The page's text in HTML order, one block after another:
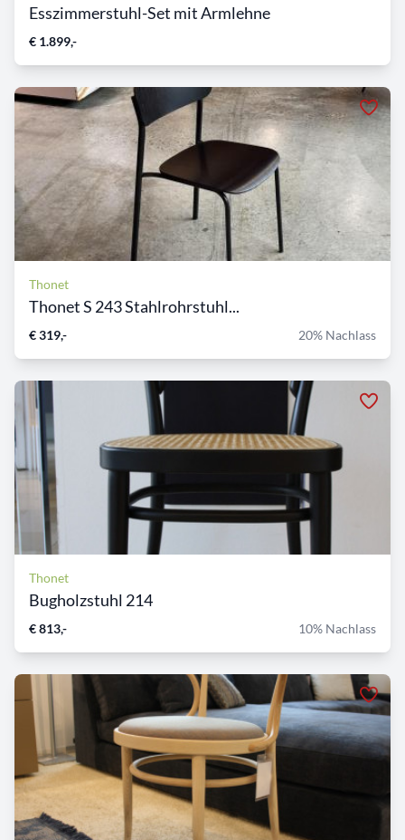
Esszimmerstuhl-Set mit Armlehne
€ 1.899,-
Thonet
Thonet S 243 Stahlrohrstuhl...
€ 319,- 20% Nachlass
Thonet
Bugholzstuhl 214
€ 813,- 10% Nachlass